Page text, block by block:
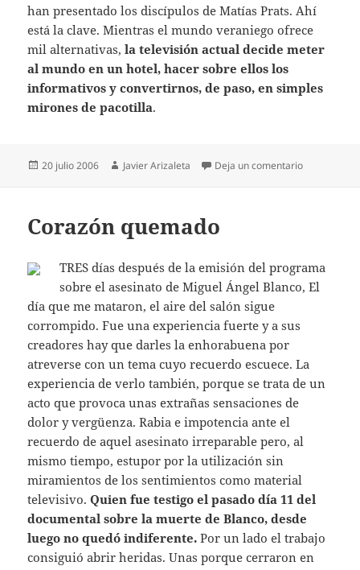
han presentado los discípulos de Matías Prats. Ahí
está la clave. Mientras el mundo veraniego ofrece
mil alternativas,la televisión actual decide meter
al mundo en un hotel, hacer sobre ellos los
informativos y convertirnos, de paso, en simples
mirones de pacotilla.
Publicado
20 julio 2006 Autor
Javier Arizaleta Deja un comentarioen Malas
Corazón quemado
TRES días después de la emisión del programa
sobre el asesinato de Miguel Ángel Blanco, El
día que me mataron, el aire del salón sigue
corrompido. Fue una experiencia fuerte y a sus
creadores hay que darles la enhorabuena por
atreverse con un tema cuyo recuerdo escuece. La
experiencia de verlo también, porque se trata de un
acto que provoca unas extrañas sensaciones de
dolor y vergüenza. Rabia e impotencia ante el
recuerdo de aquel asesinato irreparable pero, al
mismo tiempo, estupor por la utilización sin
miramientos de los sentimientos como material
televisivo.Quien fue testigo el pasado día 11 del
documental sobre la muerte de Blanco, desde
luego no quedó indiferente. Por un lado el trabajo
consiguió abrir heridas. Unas porque cerraron en